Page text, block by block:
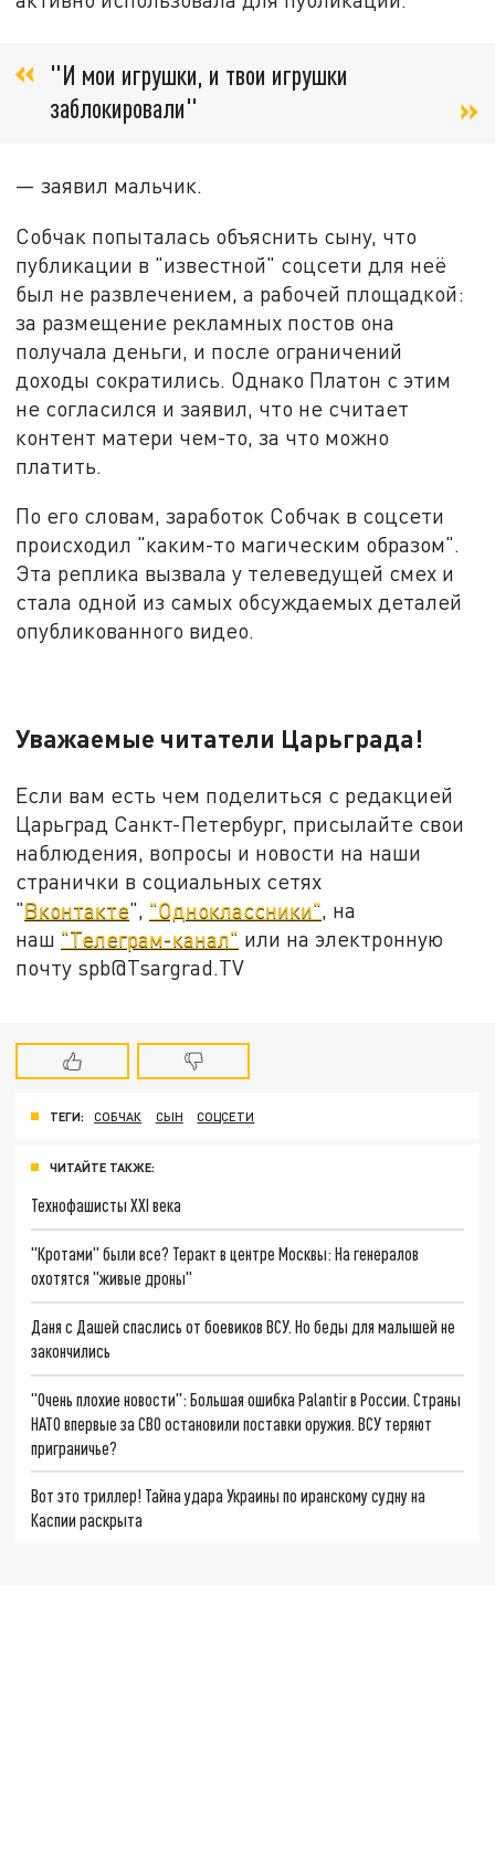
"И мои игрушки, и твои игрушки
заблокировали"
— заявил мальчик.
Собчак попыталась объяснить сыну, что
публикации в "известной" соцсети для неё
был не развлечением, а рабочей площадкой:
за размещение рекламных постов она
получала деньги, и после ограничений
доходы сократились. Однако Платон с этим
не согласился и заявил, что не считает
контент матери чем-то, за что можно
платить.
По его словам, заработок Собчак в соцсети
происходил "каким-то магическим образом".
Эта реплика вызвала у телеведущей смех и
стала одной из самых обсуждаемых деталей
опубликованного видео.
Уважаемые читатели Царьграда!
Если вам есть чем поделиться с редакцией
Царьград Санкт-Петербург, присылайте свои
наблюдения, вопросы и новости на наши
странички в социальных сетях
"Вконтакте", "Одноклассники", на
наш "Телеграм-канал" или на электронную
почту spb@Tsargrad.TV
ТЕГИ: СОБЧАК СЫН СОЦСЕТИ
ЧИТАЙТЕ ТАКЖЕ:
Технофашисты XXI века
"Кротами" были все? Теракт в центре Москвы: На генералов
охотятся "живые дроны"
Даня с Дашей спаслись от боевиков ВСУ. Но беды для малышей не
закончились
"Очень плохие новости": Большая ошибка Palantir в России. Страны
НАТО впервые за СВО остановили поставки оружия. ВСУ теряют
приграничье?
Вот это триллер! Тайна удара Украины по иранскому судну на
Каспии раскрыта